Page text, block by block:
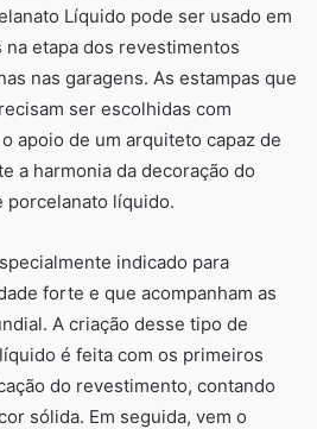
Líquido pode ser usado em
etapa dos revestimentos
nas garagens. As estampas que
ser escolhidas com
apoio de um arquiteto capaz de
a harmonia da decoração do
porcelanato líquido.
indicado para
forte e que acompanham as
A criação desse tipo de
é feita com os primeiros
do revestimento, contando
sólida. Em seguida, vem o